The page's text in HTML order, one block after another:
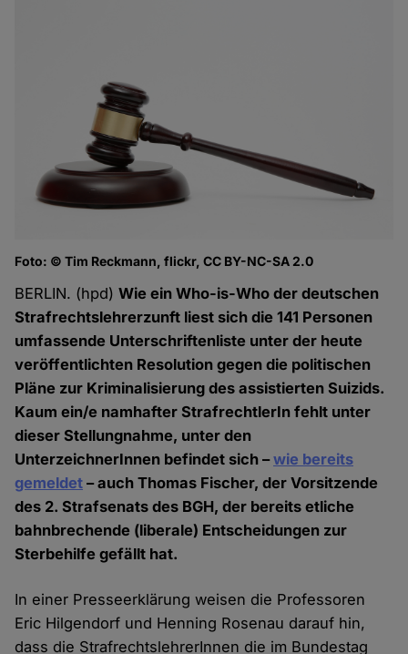
Foto: © Tim Reckmann, flickr, CC BY-NC-SA 2.0
BERLIN. (hpd)Wie ein Who-is-Who der deutschen
Strafrechtslehrerzunft liest sich die 141 Personen
umfassende Unterschriftenliste unter der heute
veröffentlichten Resolution gegen die politischen
Pläne zur Kriminalisierung des assistierten Suizids.
Kaum ein/e namhafter StrafrechtlerIn fehlt unter
dieser Stellungnahme, unter den
UnterzeichnerInnen befindet sich –wie bereits
gemeldet – auch Thomas Fischer, der Vorsitzende
des 2. Strafsenats des BGH, der bereits etliche
bahnbrechende (liberale) Entscheidungen zur
Sterbehilfe gefällt hat.
In einer Presseerklärung weisen die Professoren
Eric Hilgendorf und Henning Rosenau darauf hin,
dass die StrafrechtslehrerInnen die im Bundestag